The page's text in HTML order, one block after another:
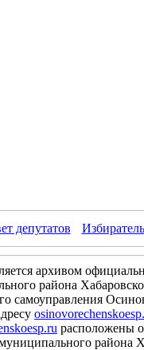
депутатов
архивом
района
самоуправления
расположены
района